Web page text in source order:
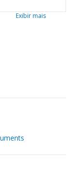
Exibir mais